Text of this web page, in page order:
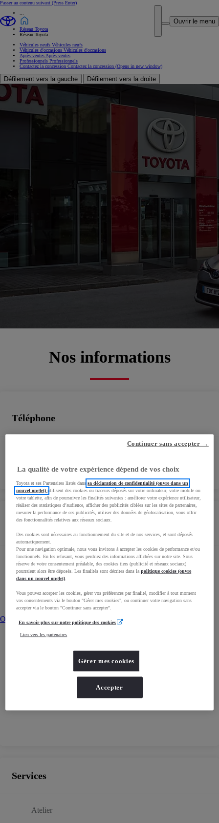
Passer au contenu suivant (Press Enter)
Ouvrir le menu
Réseau Toyota
Réseau Toyota
Véhicules neufs Véhicules neufs
Véhicules d'occasions Véhicules d'occasions
Après-ventes Après-ventes
Professionnels Professionnels
Contactez la concession Contactez la concession (Opens in new window)
Défilement vers la gauche Défilement vers la droite
PRALON AUTOMOBILES
00CD2-D012F-0D9D8-7D200-01200-1
Nos informations
Téléphone
2 RUE DU MOULIN
39500DAMPARIS
Calculez votre itinéraire Opens in new window
Opens in new window
Services
Atelier
La qualité de votre expérience dépend de vos choix
Toyota et ses Partenaires listés danssa déclaration de confidentialité (ouvre dans un
nouvel onglet)utilisent des cookies ou traceurs déposés sur votre ordinateur, votre mobile ou
votre tablette, afin de poursuivre les finalités suivantes : améliorer votre expérience utilisateur,
réaliser des statistiques d’audience, afficher des publicités ciblées sur les sites de partenaires,
mesurer la performance de ces publicités, utiliser des données de géolocalisation, vous offrir
des fonctionnalités relatives aux réseaux sociaux.
Des cookies sont nécessaires au fonctionnement du site et de nos services, et sont déposés
automatiquement.
Pour une navigation optimale, nous vous invitons à accepter les cookies de performance et/ou
fonctionnels. En les refusant, vous perdriez des informations affichées sur notre site. Sous
réserve de votre consentement préalable, des cookies tiers (publicité et réseaux sociaux)
pourraient alors être déposés. Les finalités sont décrites dans lapolitique cookies (ouvre
dans un nouvel onglet)
Vous pouvez accepter les cookies, gérer vos préférences par finalité, modifier à tout moment
vos consentements via le bouton "Gérer mes cookies", ou continuer votre navigation sans
accepter via le bouton "Continuer sans accepter".
En savoir plus sur notre politique des cookies
Lien vers les partenaires
Gérer mes cookies
Continuer sans accepter →
Accepter